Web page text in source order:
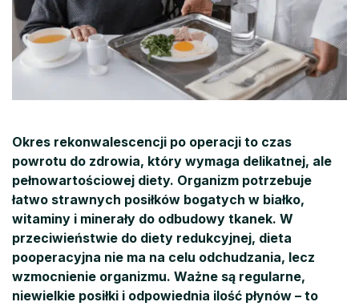
Okres rekonwalescencji po operacji to czas
powrotu do zdrowia, który wymaga delikatnej, ale
pełnowartościowej diety. Organizm potrzebuje
łatwo strawnych posiłków bogatych w białko,
witaminy i minerały do odbudowy tkanek. W
przeciwieństwie do diety redukcyjnej, dieta
pooperacyjna nie ma na celu odchudzania, lecz
wzmocnienie organizmu. Ważne są regularne,
niewielkie posiłki i odpowiednia ilość płynów – to